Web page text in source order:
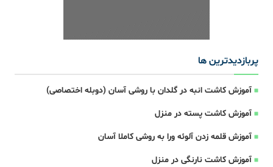
پربازدیدترین ها
آموزش کاشت انبه در گلدان با روشی آسان (دوبله اختصاصی)
آموزش کاشت پسته در منزل
آموزش قلمه زدن آلوئه ورا به روشی کاملا آسان
آموزش کاشت نارنگی در منزل